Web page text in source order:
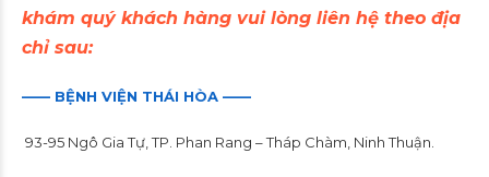
khám quý khách hàng vui lòng liên hệ theo địa
chỉ sau:
—— BỆNH VIỆN THÁI HÒA ——
93-95 Ngô Gia Tự, TP. Phan Rang – Tháp Chàm, Ninh Thuận.